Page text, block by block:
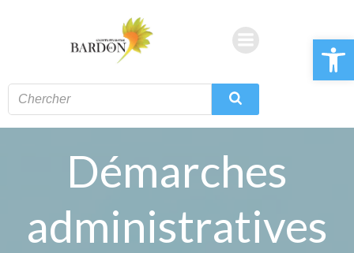
Ouvrir
Démarches
administratives